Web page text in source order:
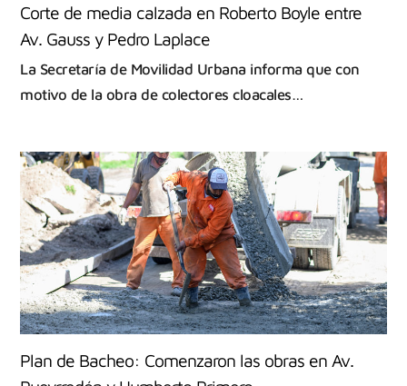
Corte de media calzada en Roberto Boyle entre
Av. Gauss y Pedro Laplace
La Secretaría de Movilidad Urbana informa que con
motivo de la obra de colectores cloacales…
Plan de Bacheo: Comenzaron las obras en Av.